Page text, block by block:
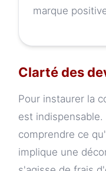
marque
Clarté des
Pour instaurer la
est
comprendre ce
implique une